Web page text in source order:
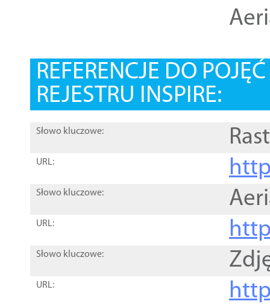
REFERENCJE DO
REJESTRU INSPIRE:
Słowo kluczowe:
URL:
Słowo kluczowe:
URL:
Słowo kluczowe:
URL: